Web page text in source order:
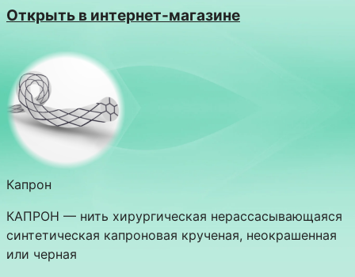
Открыть в интернет-магазине
Капрон
КАПРОН — нить хирургическая нерассасывающаяся
синтетическая капроновая крученая, неокрашенная
или черная